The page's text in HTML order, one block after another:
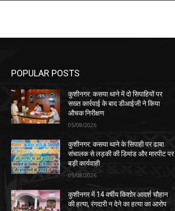
POPULAR POSTS
कुशीनगर: कसया थाने में दो सिपाहियों पर
सख्त कार्रवाई के बाद डीआईजी ने किया
औचक निरीक्षण
05/08/2026
कुशीनगर: कसया थाने के सिपाही पर ढाबा
संचालक से लड़की की डिमांड और मारपीट पर
बड़ी कार्यवाही
05/08/2026
कुशीनगर में 14 वर्षीय किशोर आदर्श चौहान
की हत्या, रंगदारी न देने का हत्या का आरोप